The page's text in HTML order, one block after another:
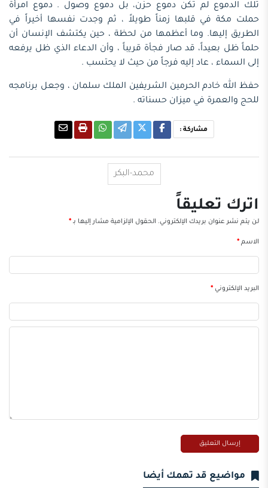
تلك الدموع لم تكن دموع حزن، بل دموع وصول . دموع امرأة
حملت مكة في قلبها زمناً طويلاً ، ثم وجدت نفسها أخيراً في
الطريق إليها. وما أعظمها من لحظة ، حين يكتشف الإنسان أن
حلماً ظل بعيداً، قد صار فجأة قريباً ، وأن الدعاء الذي ظل يرفعه
إلى السماء ، عاد إليه فرجاً من حيث لا يحتسب .
حفظ الله خادم الحرمين الشريفين الملك سلمان ، وجعل برنامجه
للحج والعمرة في ميزان حسناته .
مشاركة :
محمد-البكر
اترك تعليقاً
لن يتم نشر عنوان بريدك الإلكتروني. الحقول الإلزامية مشار إليها بـ*
الاسم*
البريد الإلكتروني*
مواضيع قد تهمك أيضا